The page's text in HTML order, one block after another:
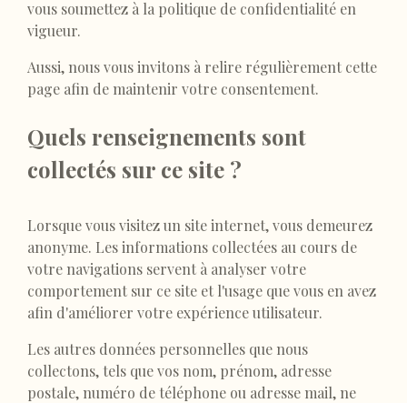
vous soumettez à la politique de confidentialité en
vigueur.
Aussi, nous vous invitons à relire régulièrement cette
page afin de maintenir votre consentement.
Quels renseignements sont
collectés sur ce site ?
Lorsque vous visitez un site internet, vous demeurez
anonyme. Les informations collectées au cours de
votre navigations servent à analyser votre
comportement sur ce site et l'usage que vous en avez
afin d'améliorer votre expérience utilisateur.
Les autres données personnelles que nous
collectons, tels que vos nom, prénom, adresse
postale, numéro de téléphone ou adresse mail, ne